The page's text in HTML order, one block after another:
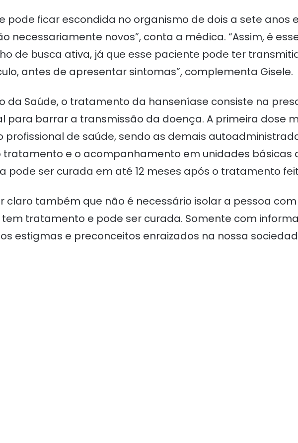
pode ficar escondida no organismo de dois a sete anos
necessariamente novos”, conta a médica. “Assim, é
de busca ativa, já que esse paciente pode ter
antes de apresentar sintomas”, complementa Gisele.
da Saúde, o tratamento da hanseníase consiste na
para barrar a transmissão da doença. A primeira dose
profissional de saúde, sendo as demais
tratamento e o acompanhamento em unidades básicas
pode ser curada em até 12 meses após o tratamento
claro também que não é necessário isolar a pessoa
tratamento e pode ser curada. Somente com
estigmas e preconceitos enraizados na nossa